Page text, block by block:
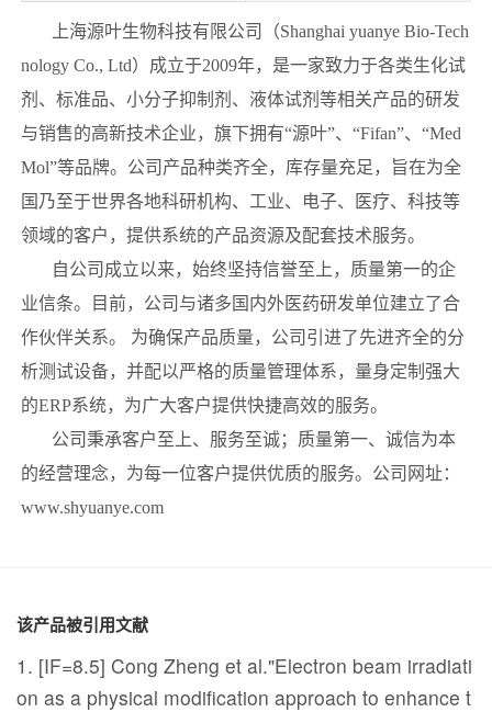
上海源叶生物科技有限公司（Shanghai yuanye Bio-Tech
nology Co., Ltd）成立于2009年，是一家致力于各类生化试
剂、标准品、小分子抑制剂、液体试剂等相关产品的研发
与销售的高新技术企业，旗下拥有“源叶”、“Fifan”、“Med
Mol”等品牌。公司产品种类齐全，库存量充足，旨在为全
国乃至于世界各地科研机构、工业、电子、医疗、科技等
领域的客户，提供系统的产品资源及配套技术服务。
自公司成立以来，始终坚持信誉至上，质量第一的企
业信条。目前，公司与诸多国内外医药研发单位建立了合
作伙伴关系。 为确保产品质量，公司引进了先进齐全的分
析测试设备，并配以严格的质量管理体系，量身定制强大
的ERP系统，为广大客户提供快捷高效的服务。
公司秉承客户至上、服务至诚；质量第一、诚信为本
的经营理念，为每一位客户提供优质的服务。公司网址：
www.shyuanye.com
该产品被引用文献
1. [IF=8.5] Cong Zheng et al."Electron beam irradiati
on as a physical modification approach to enhance t